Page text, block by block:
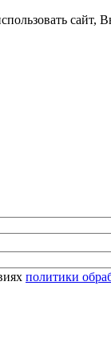
сайт,
политики